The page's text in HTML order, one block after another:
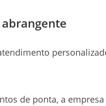
de ponta, a